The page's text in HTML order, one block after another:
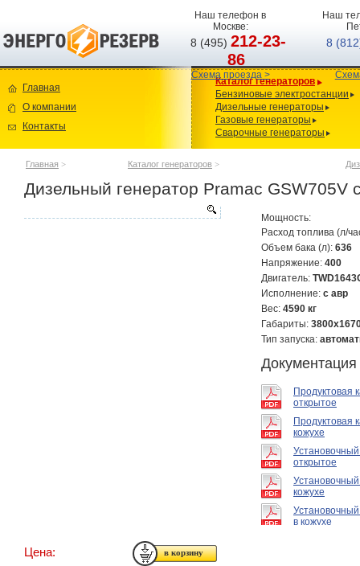
Наш телефон в
Москве:
8 (495)212-23-
86
Схема проезда >
Наш
8
Главная
О компании
Контакты
Каталог генераторов
Бензиновые электростанции
Дизельные генераторы
Газовые генераторы
Сварочные генераторы
Главная > Каталог генераторов >
Дизельный генератор Pramac GSW705V
Мощность:
Расход топлива (л/
Объем бака (л): 636
Напряжение: 400
Двигатель:
Исполнение: с авр
Вес: 4590 кг
Габариты:
Тип запуска:
Документация
Продуктовая
открытое
Продуктовая
кожухе
открытое
кожухе
в кожухе
Цена: